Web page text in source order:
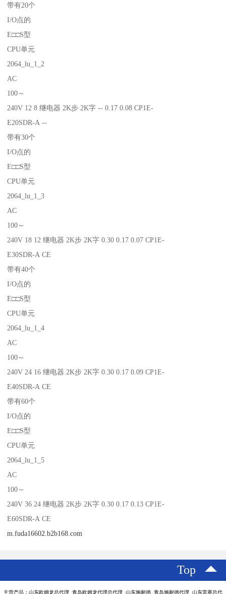
带有20个
I/O点的
E□□S型
CPU单元
2064_lu_1_2
AC
100～
240V 12 8 继电器 2K步 2K字 -- 0.17 0.08 CP1E-
E20SDR-A --
带有30个
I/O点的
E□□S型
CPU单元
2064_lu_1_3
AC
100～
240V 18 12 继电器 2K步 2K字 0.30 0.17 0.07 CP1E-
E30SDR-A CE
带有40个
I/O点的
E□□S型
CPU单元
2064_lu_1_4
AC
100～
240V 24 16 继电器 2K步 2K字 0.30 0.17 0.09 CP1E-
E40SDR-A CE
带有60个
I/O点的
E□□S型
CPU单元
2064_lu_1_5
AC
100～
240V 36 24 继电器 2K步 2K字 0.30 0.17 0.13 CP1E-
E60SDR-A CE
m.fuda16602.b2b168.com
Top
主营产品：山东欧姆龙总代理 青岛欧姆龙代理总代理 山东施耐德 青岛施耐德代理 山东雷赛总代